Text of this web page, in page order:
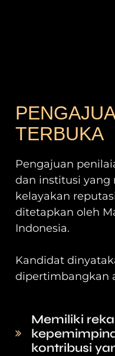
TERBUKA
Pengajuan
dan institusi
kelayakan
ditetapkan oleh
Indonesia.
Kandidat
dipertimbangkan
Memiliki
kontribusi